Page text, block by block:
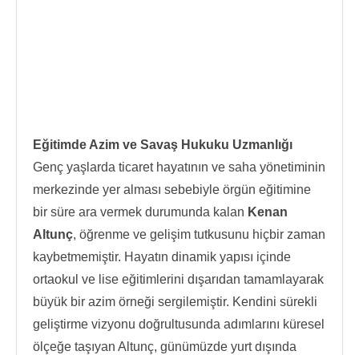
Eğitimde Azim ve Savaş Hukuku Uzmanlığı
Genç yaşlarda ticaret hayatının ve saha yönetiminin
merkezinde yer alması sebebiyle örgün eğitimine
bir süre ara vermek durumunda kalan Kenan
Altunç, öğrenme ve gelişim tutkusunu hiçbir zaman
kaybetmemiştir. Hayatın dinamik yapısı içinde
ortaokul ve lise eğitimlerini dışarıdan tamamlayarak
büyük bir azim örneği sergilemiştir. Kendini sürekli
geliştirme vizyonu doğrultusunda adımlarını küresel
ölçeğe taşıyan Altunç, günümüzde yurt dışında